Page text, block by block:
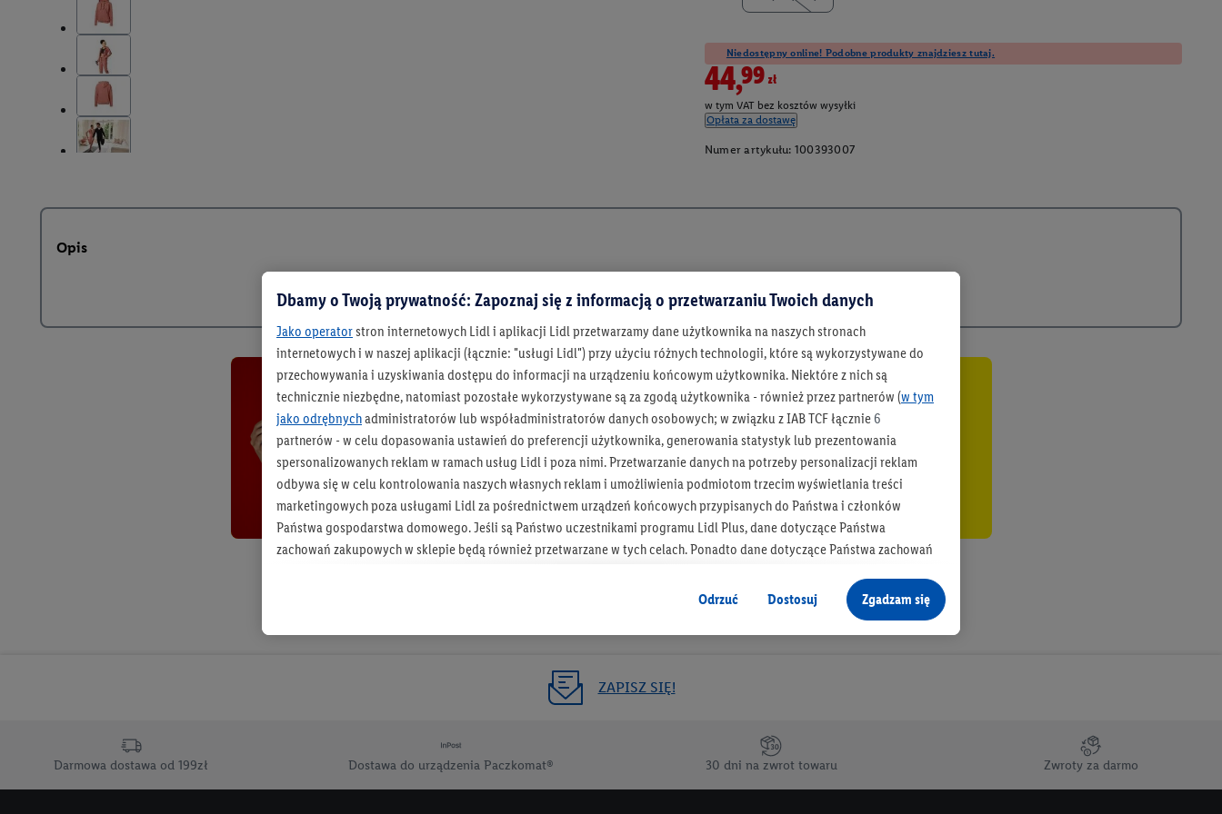
Niedostępny online! Podobne produkty znajdziesz tutaj.
44,99zł
w tym VAT bez kosztów wysyłki
Opłata za dostawę
Numer artykułu: 100393007
Opis
Bądź na bieżąco
Otrzymuj newsletter Lidla
Zapisz się!
ZAPISZ SIĘ!
Darmowa dostawa od 199zł Dostawa do urządzenia Paczkomat® 30 dni na zwrot towaru Zwroty za darmo
Dbamy o Twoją prywatność: Zapoznaj się z informacją o przetwarzaniu Twoich danych
Jako operatorstron internetowych Lidl i aplikacji Lidl przetwarzamy dane użytkownika na naszych stronach
internetowych i w naszej aplikacji (łącznie: "usługi Lidl") przy użyciu różnych technologii, które są wykorzystywane do
przechowywania i uzyskiwania dostępu do informacji na urządzeniu końcowym użytkownika. Niektóre z nich są
technicznie niezbędne, natomiast pozostałe wykorzystywane są za zgodą użytkownika - również przez partnerów (w tym
jako odrębnychadministratorów lub współadministratorów danych osobowych; w związku z IAB TCF łącznie 6
partnerów - w celu dopasowania ustawień do preferencji użytkownika, generowania statystyk lub prezentowania
spersonalizowanych reklam w ramach usług Lidl i poza nimi. Przetwarzanie danych na potrzeby personalizacji reklam
odbywa się w celu kontrolowania naszych własnych reklam i umożliwienia podmiotom trzecim wyświetlania treści
marketingowych poza usługami Lidl za pośrednictwem urządzeń końcowych przypisanych do Państwa i członków
Państwa gospodarstwa domowego. Jeśli są Państwo uczestnikami programu Lidl Plus, dane dotyczące Państwa
zachowań zakupowych w sklepie będą również przetwarzane w tych celach. Ponadto dane dotyczące Państwa zachowań
jako niezależny administrator danych
Tworzenie spersonalizowanych reklam opiera się na generowaniu profili, które są również wzbogacane o dane z innych
informacji z konta klienta - np. wieku lub płci - a także dokładnych danych dotyczących lokalizacji), również przez różne
urządzenia końcowe i usługi Lidl, w tym przechowywanie lub uzyskiwanie dostępu do informacji na urządzeniach
przetwarzanie odbywa się również w celu pomiaru wydajności/skuteczności reklamy, badania grup docelowych,
opracowywania ofert oraz zapewnienia bezpieczeństwa technicznego i optymalizacji wyświetlania konkretnych treści.
Odrzuć Dostosuj Zgadzam się